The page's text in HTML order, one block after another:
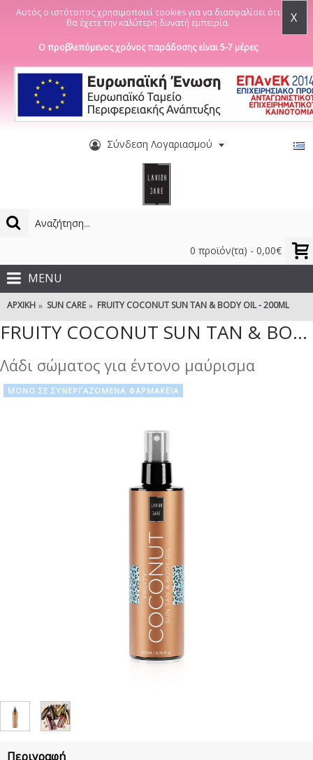
Αυτός ο ιστότοπος χρησιμοποιεί cookies για να διασφαλίσει ότι
θα έχετε την καλύτερη δυνατή εμπειρία.
X
Ο προβλεπόμενος χρόνος παράδοσης είναι 5-7 μέρες
Σύνδεση Λογαριασμού
0 προϊόν(τα) - 0,00€
MENU
ΑΡΧΙΚΉ SUN CARE FRUITY COCONUT SUN TAN & BODY OIL - 200ML
FRUITY COCONUT SUN TAN & BODY OIL
Λάδι σώματος για έντονο μαύρισμα
ΜΟΝΟ ΣΕ ΣΥΝΕΡΓΑΖΟΜΕΝΑ ΦΑΡΜΑΚΕΙΑ
Περιγραφή